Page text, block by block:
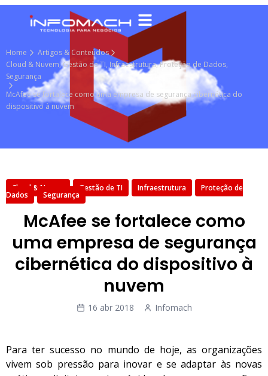
Home
Artigos & Conteúdos
Cloud & Nuvem,Gestão de TI, Infraestrutura,Proteção de Dados,
Segurança
McAfee se fortalece como uma empresa de segurança cibernética do
dispositivo à nuvem
Cloud & Nuvem Gestão de TI Infraestrutura Proteção de
Dados Segurança
McAfee se fortalece como
uma empresa de segurança
cibernética do dispositivo à
nuvem
16 abr 2018 Infomach
Para ter sucesso no mundo de hoje, as organizações
vivem sob pressão para inovar e se adaptar às novas